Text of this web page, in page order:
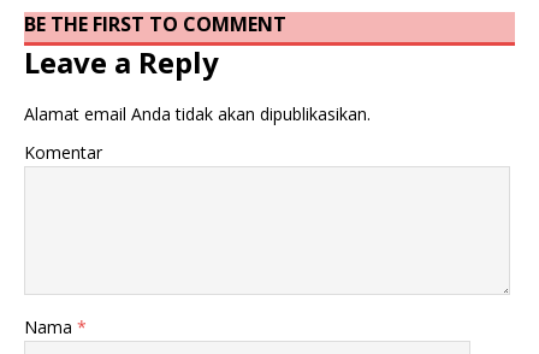
BE THE FIRST TO COMMENT
Leave a Reply
Alamat email Anda tidak akan dipublikasikan.
Komentar
Nama *